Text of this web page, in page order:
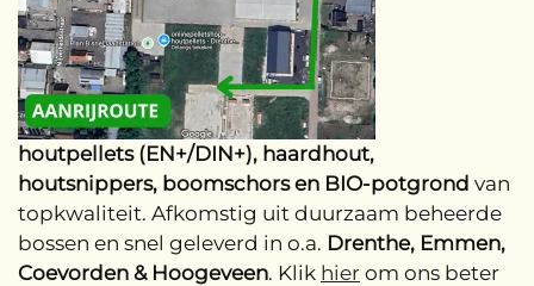
houtpellets (EN+/DIN+), haardhout,
houtsnippers, boomschors en BIO-potgrond van
topkwaliteit. Afkomstig uit duurzaam beheerde
bossen en snel geleverd in o.a. Drenthe, Emmen,
Coevorden & Hoogeveen. Klik hier om ons beter